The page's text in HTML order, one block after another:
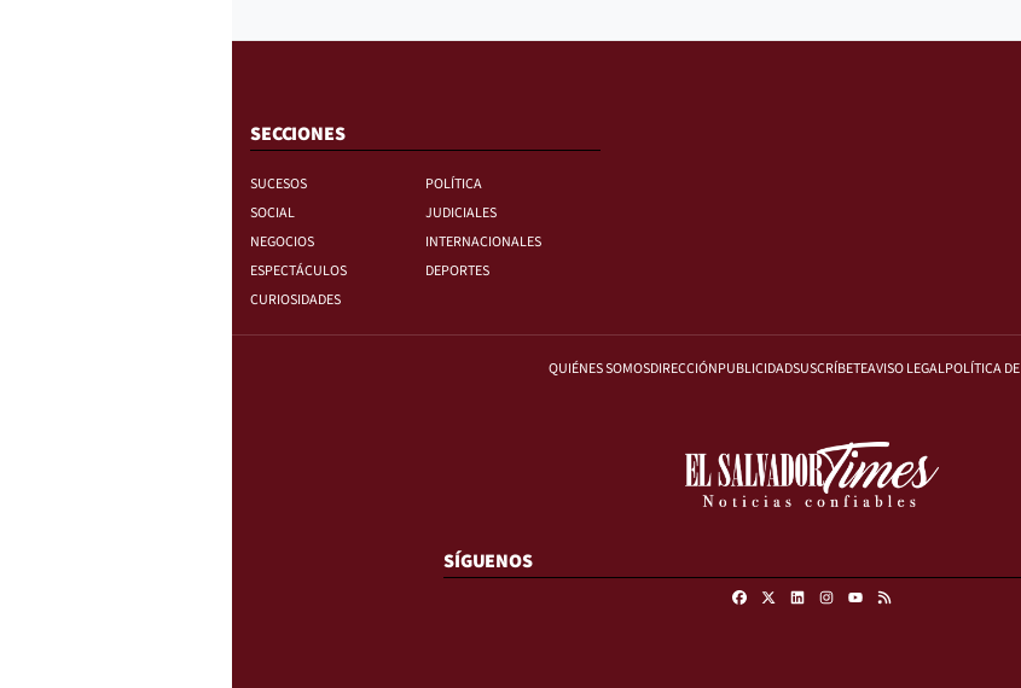
SECCIONES
SUCESOS
POLÍTICA
SOCIAL
JUDICIALES
NEGOCIOS
INTERNACIONALES
ESPECTÁCULOS
DEPORTES
CURIOSIDADES
QUIÉNES SOMOSDIRECCIÓNPUBLICIDADSUSCRÍBETEAVISO LEGALPOLÍTICA
SÍGUENOS
FacebookLinkedinInstagram